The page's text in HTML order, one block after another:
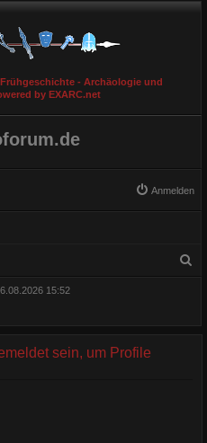
- Archäologie und
by EXARC.net
Anmelden
15:52
sein, um Profile